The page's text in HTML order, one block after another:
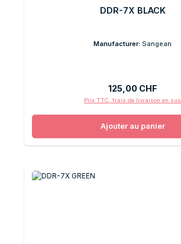
DDR-7X BLACK
Manufacturer: Sangean
Prix régulier :
125,00 CHF
Prix TTC, frais de livraison en sus
Ajouter au panier